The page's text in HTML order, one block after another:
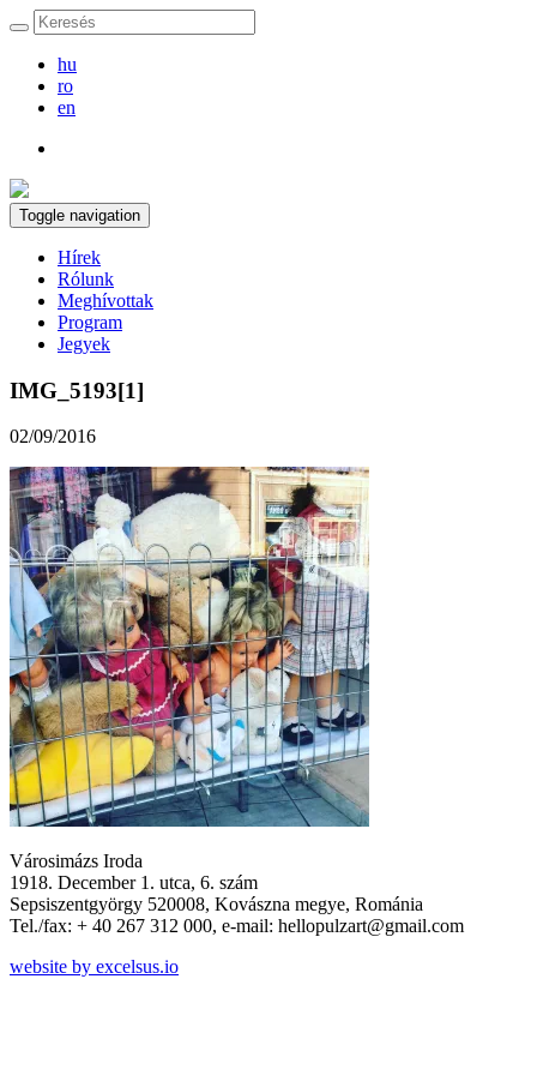
hu
ro
en
Toggle navigation
Hírek
Rólunk
Meghívottak
Program
Jegyek
IMG_5193[1]
02/09/2016
Városimázs Iroda
1918. December 1. utca, 6. szám
Sepsiszentgyörgy 520008, Kovászna megye, Románia
Tel./fax: + 40 267 312 000, e-mail: hellopulzart@gmail.com
website by excelsus.io